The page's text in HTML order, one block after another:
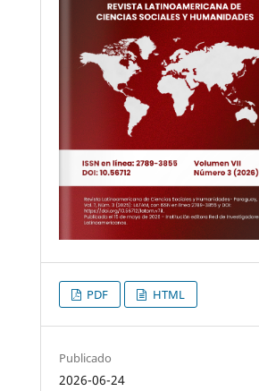
PDF HTML
Publicado
2026-06-24